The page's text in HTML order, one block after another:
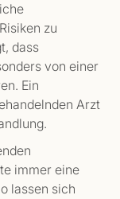
zu
dass
von einer
Ein
Arzt
immer eine
lassen sich